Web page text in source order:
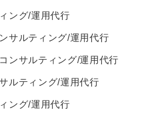
ング/運用代行
サルティング/運用代行
ンサルティング/運用代行
ルティング/運用代行
ング/運用代行